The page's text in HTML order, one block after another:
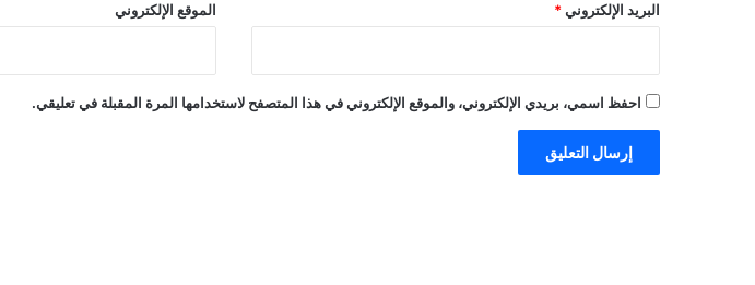
البريد الإلكتروني * الموقع الإلكتروني
احفظ اسمي، بريدي الإلكتروني، والموقع الإلكتروني في هذا المتصفح لاستخدامها المرة المقبلة في تعليقي.